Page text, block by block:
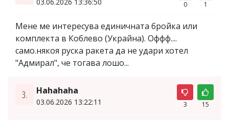
03.06.2026 13:36:50 0 1
Мене ме интересува единичната бройка или
комплекта в Коблево (Украйна). Оффф....
само.някоя руска ракета да не удари хотел
"Адмирал", че тогава лошо...
3. Hahahaha
03.06.2026 13:22:11 3 15